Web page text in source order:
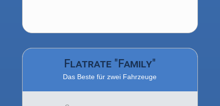
Flatrate "Family"
Das Beste für zwei Fahrzeuge